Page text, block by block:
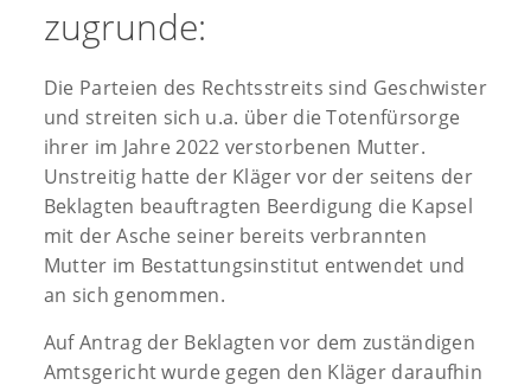
zugrunde:
Die Parteien des Rechtsstreits sind Geschwister
und streiten sich u.a. über die Totenfürsorge
ihrer im Jahre 2022 verstorbenen Mutter.
Unstreitig hatte der Kläger vor der seitens der
Beklagten beauftragten Beerdigung die Kapsel
mit der Asche seiner bereits verbrannten
Mutter im Bestattungsinstitut entwendet und
an sich genommen.
Auf Antrag der Beklagten vor dem zuständigen
Amtsgericht wurde gegen den Kläger daraufhin